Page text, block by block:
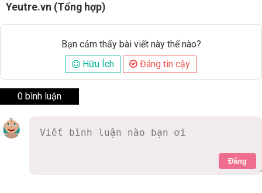
Yeutre.vn (Tổng hợp)
Bạn cảm thấy bài viết này thế nào?
Hữu Ích
Đáng tin cậy
0 bình luận
Đăng